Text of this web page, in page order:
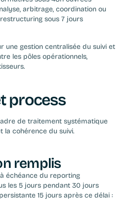
arbitrage, coordination ou
sous 7 jours
une gestion centralisée du suivi et
les pôles opérationnels,
process
de traitement systématique
la cohérence du suivi.
remplis
échéance du reporting
les 5 jours pendant 30 jours
15 jours après ce délai :